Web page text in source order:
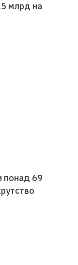
млрд на
понад 69